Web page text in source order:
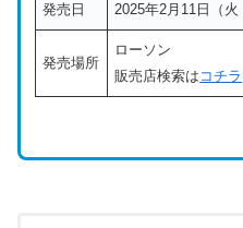
発売日 2025年2月11日（火
発売場所
ローソン
販売店検索は コチラ